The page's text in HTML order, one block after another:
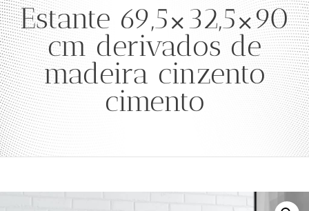
Estante 69,5×32,5×90
cm derivados de
madeira cinzento
cimento